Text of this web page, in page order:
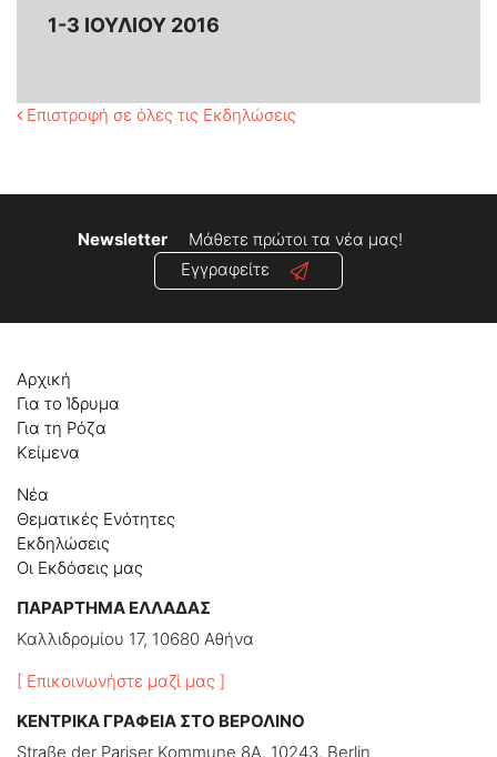
1-3 ΙΟΥΛΊΟΥ 2016
Επιστροφή σε όλες τις Εκδηλώσεις
Newsletter
Μάθετε πρώτοι τα νέα μας!
Εγγραφείτε
Αρχική
Για το Ίδρυμα
Για τη Ρόζα
Κείμενα
Νέα
Θεματικές Ενότητες
Εκδηλώσεις
Οι Εκδόσεις μας
ΠΑΡΑΡΤΗΜΑ ΕΛΛΑΔΑΣ
Καλλιδρομίου 17, 10680 Αθήνα
[ Επικοινωνήστε μαζί μας ]
ΚΕΝΤΡΙΚΑ ΓΡΑΦΕΙΑ ΣΤΟ ΒΕΡΟΛΙΝΟ
Straße der Pariser Kommune 8A, 10243, Berlin